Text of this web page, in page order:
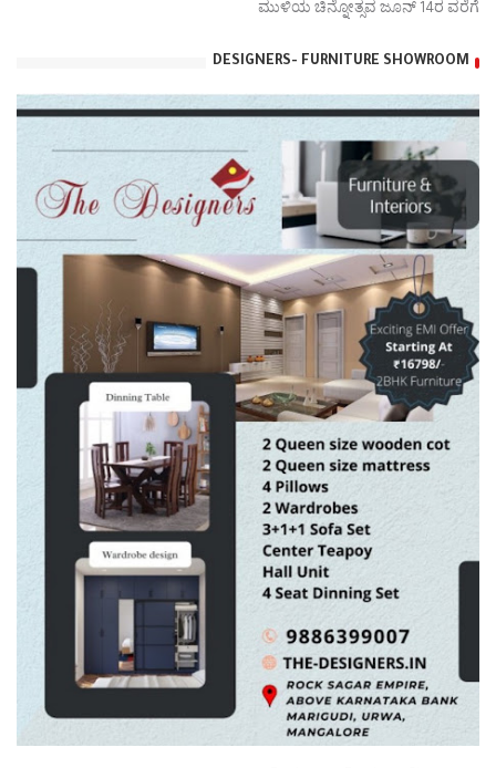
ಮುಳಿಯ ಚಿನ್ನೋತ್ಸವ ಜೂನ್ 14ರ ವರೆಗೆ
DESIGNERS- FURNITURE SHOWROOM